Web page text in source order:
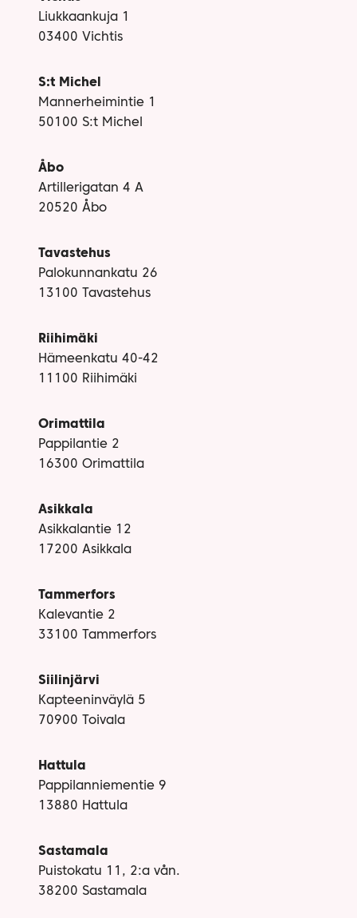
Liukkaankuja 1
03400 Vichtis
S:t Michel
Mannerheimintie 1
50100 S:t Michel
Åbo
Artillerigatan 4 A
20520 Åbo
Tavastehus
Palokunnankatu 26
13100 Tavastehus
Riihimäki
Hämeenkatu 40-42
11100 Riihimäki
Orimattila
Pappilantie 2
16300 Orimattila
Asikkala
Asikkalantie 12
17200 Asikkala
Tammerfors
Kalevantie 2
33100 Tammerfors
Siilinjärvi
Kapteeninväylä 5
70900 Toivala
Hattula
Pappilanniementie 9
13880 Hattula
Sastamala
Puistokatu 11, 2:a vån.
38200 Sastamala